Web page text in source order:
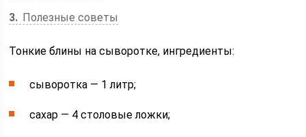
3
Полезные советы
Тонкие блины на сыворотке, ингредиенты:
сыворотка — 1 литр;
сахар — 4 столовые ложки;